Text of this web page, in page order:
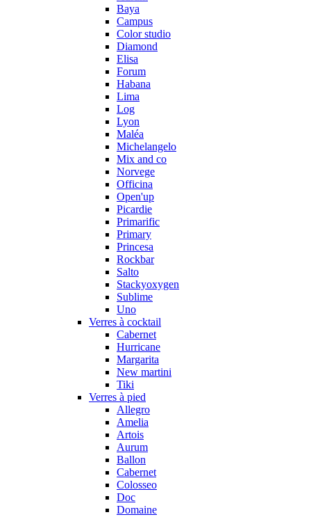
Baya
Campus
Color studio
Diamond
Elisa
Forum
Habana
Lima
Log
Lyon
Maléa
Michelangelo
Mix and co
Norvege
Officina
Open'up
Picardie
Primarific
Primary
Princesa
Rockbar
Salto
Stackyoxygen
Sublime
Uno
Verres à cocktail
Cabernet
Hurricane
Margarita
New martini
Tiki
Verres à pied
Allegro
Amelia
Artois
Aurum
Ballon
Cabernet
Colosseo
Doc
Domaine